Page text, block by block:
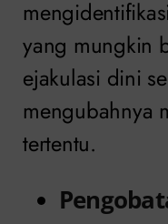
yang mungkin
ejakulasi dini
mengubahnya
tertentu.